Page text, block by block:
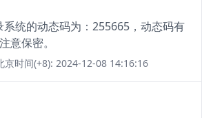
系统的动态码为：255665，动态码有
意保密。
时间(+8): 2024-12-08 14:16:16